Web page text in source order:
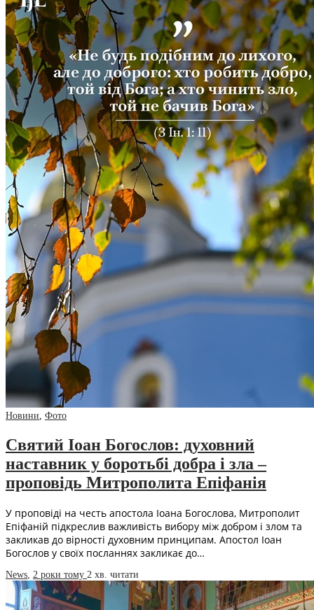
Новини, Фото
Святий Іоан Богослов: духовний
наставник у боротьбі добра і зла –
проповідь Митрополита Епіфанія
У проповіді на честь апостола Іоана Богослова, Митрополит
Епіфаній підкреслив важливість вибору між добром і злом та
закликав до вірності духовним принципам. Апостол Іоан
Богослов у своїх посланнях закликає до…
News, 2 роки тому 2 хв. читати